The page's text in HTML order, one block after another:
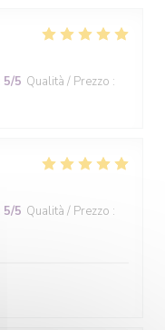
5/5 Qualità / Prezzo :
5/5 Qualità / Prezzo :